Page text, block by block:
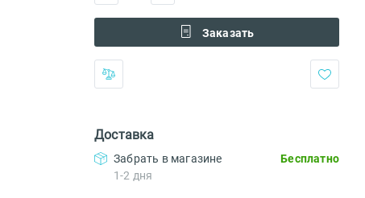
Заказать
Доставка
Забрать в магазине
1-2 дня
Бесплатно